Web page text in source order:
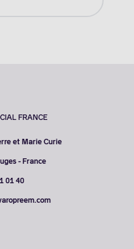
FRANCE
et Marie Curie
- France
01 40